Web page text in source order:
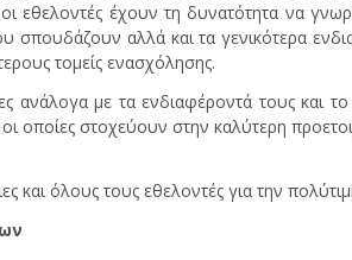
εθελοντές έχουν τη δυνατότητα να
σπουδάζουν αλλά και τα γενικότερα
τομείς ενασχόλησης.
με τα ενδιαφέροντά τους και
οποίες στοχεύουν στην καλύτερη
και όλους τους εθελοντές για την